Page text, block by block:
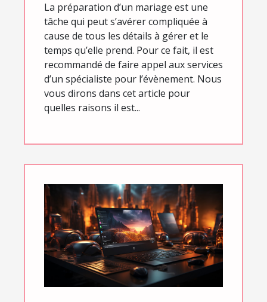
La préparation d’un mariage est une
tâche qui peut s’avérer compliquée à
cause de tous les détails à gérer et le
temps qu’elle prend. Pour ce fait, il est
recommandé de faire appel aux services
d’un spécialiste pour l’évènement. Nous
vous dirons dans cet article pour
quelles raisons il est...